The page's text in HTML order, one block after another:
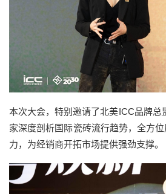
本次大会，特别邀请了北美ICC品牌总
家深度剖析国际瓷砖流行趋势，全方
力，为经销商开拓市场提供强劲支撑。